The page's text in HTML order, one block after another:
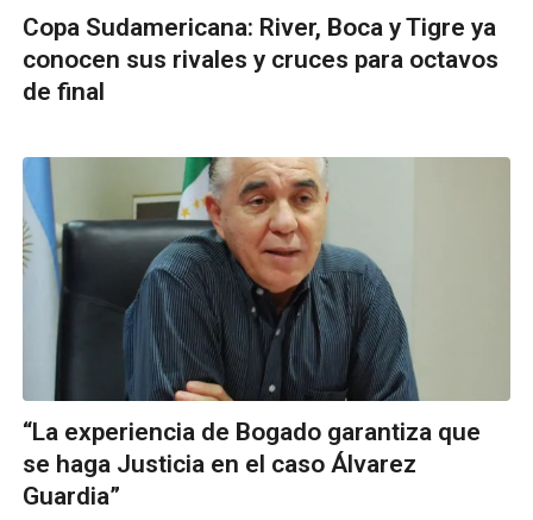
Copa Sudamericana: River, Boca y Tigre ya
conocen sus rivales y cruces para octavos
de final
“La experiencia de Bogado garantiza que
se haga Justicia en el caso Álvarez
Guardia”